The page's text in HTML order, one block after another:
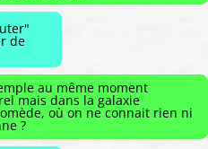
de
au même moment
mais dans la galaxie
où on ne connait rien ni
?